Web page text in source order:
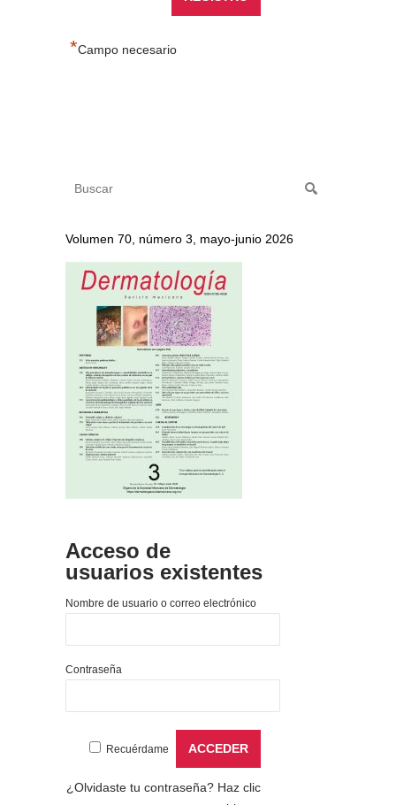
*Campo necesario
Volumen 70, número 3, mayo-junio 2026
Acceso de
usuarios existentes
Nombre de usuario o correo electrónico
Contraseña
Recuérdame
¿Olvidaste tu contraseña? Haz clic